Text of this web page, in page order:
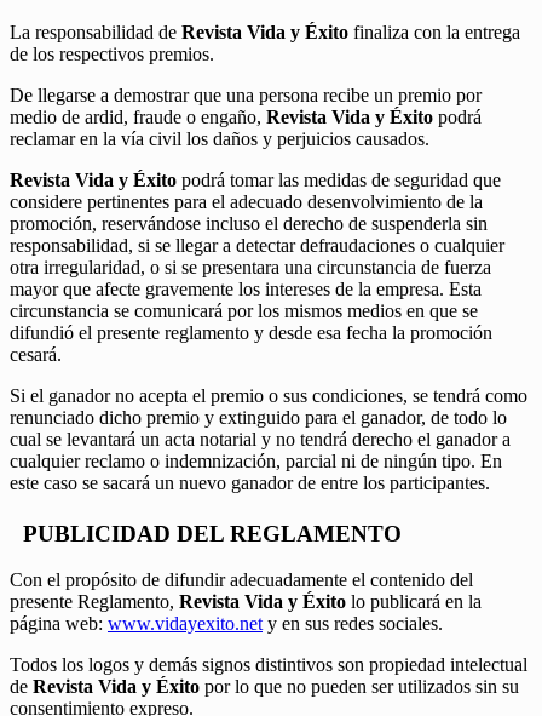
La responsabilidad de Revista Vida y Éxito finaliza con la entrega
de los respectivos premios.
De llegarse a demostrar que una persona recibe un premio por
medio de ardid, fraude o engaño, Revista Vida y Éxito podrá
reclamar en la vía civil los daños y perjuicios causados.
Revista Vida y Éxito podrá tomar las medidas de seguridad que
considere pertinentes para el adecuado desenvolvimiento de la
promoción, reservándose incluso el derecho de suspenderla sin
responsabilidad, si se llegar a detectar defraudaciones o cualquier
otra irregularidad, o si se presentara una circunstancia de fuerza
mayor que afecte gravemente los intereses de la empresa. Esta
circunstancia se comunicará por los mismos medios en que se
difundió el presente reglamento y desde esa fecha la promoción
cesará.
Si el ganador no acepta el premio o sus condiciones, se tendrá como
renunciado dicho premio y extinguido para el ganador, de todo lo
cual se levantará un acta notarial y no tendrá derecho el ganador a
cualquier reclamo o indemnización, parcial ni de ningún tipo. En
este caso se sacará un nuevo ganador de entre los participantes.
PUBLICIDAD DEL REGLAMENTO
Con el propósito de difundir adecuadamente el contenido del
presente Reglamento, Revista Vida y Éxito lo publicará en la
página web: www.vidayexito.net y en sus redes sociales.
Todos los logos y demás signos distintivos son propiedad intelectual
de Revista Vida y Éxito por lo que no pueden ser utilizados sin su
consentimiento expreso.